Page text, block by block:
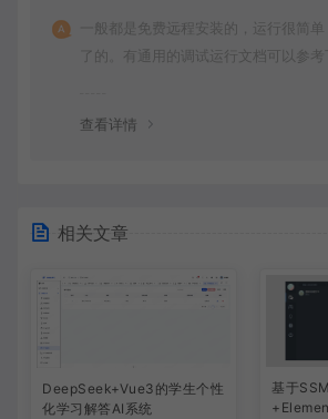
一般都是免费远程安装的，运行很简
了的。有通用的调试运行文档可以参考
查看详情
相关文章
DeepSeek+Vue3的学生个性
化学习解答AI系统
基于